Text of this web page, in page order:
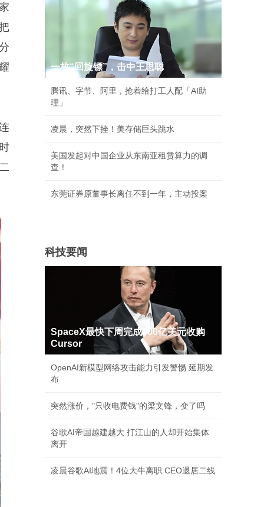
一枚“回旋镖”，击中王思聪
腾讯、字节、阿里，抢着给打工人配「AI助
理」
凌晨，突然下挫！美存储巨头跳水
美国发起对中国企业从东南亚租赁算力的调
查！
东莞证券原董事长离任不到一年，主动投案
科技要闻
SpaceX最快下周完成600亿美元收购
Cursor
OpenAI新模型网络攻击能力引发警惕 延期发
布
突然涨价，"只收电费钱"的梁文锋，变了吗
谷歌AI帝国越建越大 打江山的人却开始集体
离开
凌晨谷歌AI地震！4位大牛离职 CEO退居二线